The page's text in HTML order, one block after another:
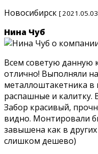
Новосибирск [
Нина Чуб
Всем советую данную
отлично! Выполняли
металлоштакетника
распашные и калитку.
Забор красивый,
видно. Монтировали
завышена как в
слишком дешево)